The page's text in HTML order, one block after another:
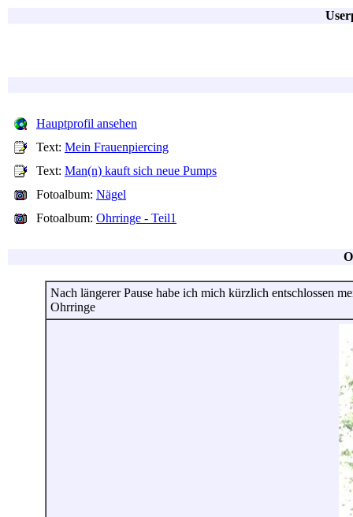
Hauptprofil ansehen
Text: Mein Frauenpiercing
Text: Man(n) kauft sich neue Pumps
Fotoalbum: Nägel
Fotoalbum: Ohrringe - Teil1
Nach längerer Pause habe ich mich kürzlich entschlossen
Ohrringe